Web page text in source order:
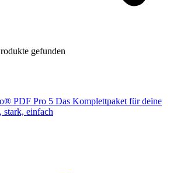
gefunden
® PDF Pro 5 Das Komplettpaket für deine
stark, einfach